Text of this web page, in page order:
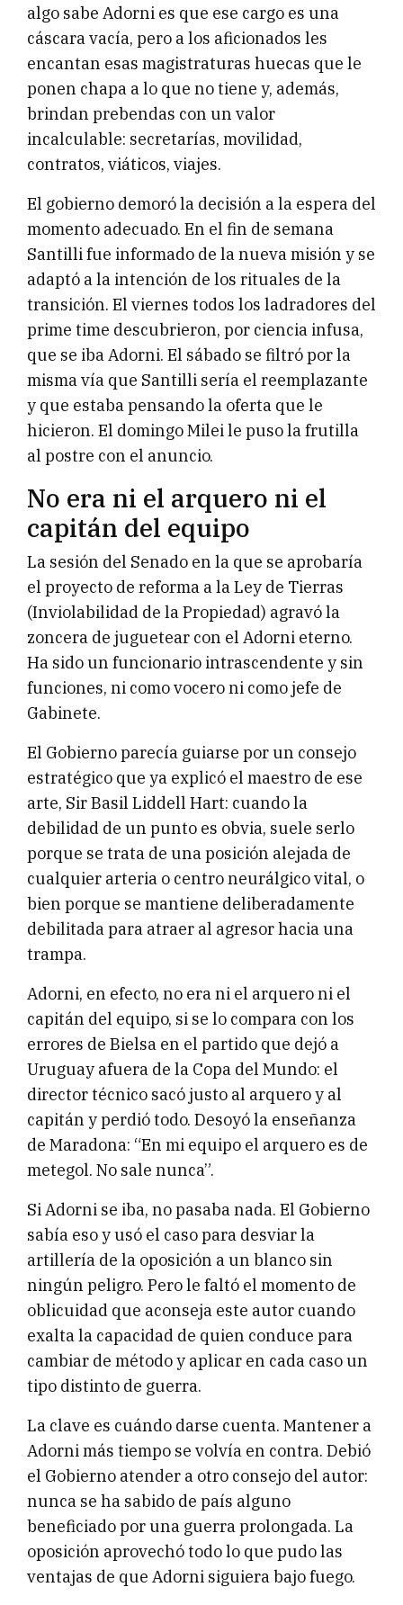
algo sabe Adorni es que ese cargo es una
cáscara vacía, pero a los aficionados les
encantan esas magistraturas huecas que le
ponen chapa a lo que no tiene y, además,
brindan prebendas con un valor
incalculable: secretarías, movilidad,
contratos, viáticos, viajes.
El gobierno demoró la decisión a la espera del
momento adecuado. En el fin de semana
Santilli fue informado de la nueva misión y se
adaptó a la intención de los rituales de la
transición. El viernes todos los ladradores del
prime time descubrieron, por ciencia infusa,
que se iba Adorni. El sábado se filtró por la
misma vía que Santilli sería el reemplazante
y que estaba pensando la oferta que le
hicieron. El domingo Milei le puso la frutilla
al postre con el anuncio.
No era ni el arquero ni el
capitán del equipo
La sesión del Senado en la que se aprobaría
el proyecto de reforma a la Ley de Tierras
(Inviolabilidad de la Propiedad) agravó la
zoncera de juguetear con el Adorni eterno.
Ha sido un funcionario intrascendente y sin
funciones, ni como vocero ni como jefe de
Gabinete.
El Gobierno parecía guiarse por un consejo
estratégico que ya explicó el maestro de ese
arte, Sir Basil Liddell Hart: cuando la
debilidad de un punto es obvia, suele serlo
porque se trata de una posición alejada de
cualquier arteria o centro neurálgico vital, o
bien porque se mantiene deliberadamente
debilitada para atraer al agresor hacia una
trampa.
Adorni, en efecto, no era ni el arquero ni el
capitán del equipo, si se lo compara con los
errores de Bielsa en el partido que dejó a
Uruguay afuera de la Copa del Mundo: el
director técnico sacó justo al arquero y al
capitán y perdió todo. Desoyó la enseñanza
de Maradona: “En mi equipo el arquero es de
metegol. No sale nunca”.
Si Adorni se iba, no pasaba nada. El Gobierno
sabía eso y usó el caso para desviar la
artillería de la oposición a un blanco sin
ningún peligro. Pero le faltó el momento de
oblicuidad que aconseja este autor cuando
exalta la capacidad de quien conduce para
cambiar de método y aplicar en cada caso un
tipo distinto de guerra.
La clave es cuándo darse cuenta. Mantener a
Adorni más tiempo se volvía en contra. Debió
el Gobierno atender a otro consejo del autor:
nunca se ha sabido de país alguno
beneficiado por una guerra prolongada. La
oposición aprovechó todo lo que pudo las
ventajas de que Adorni siguiera bajo fuego.